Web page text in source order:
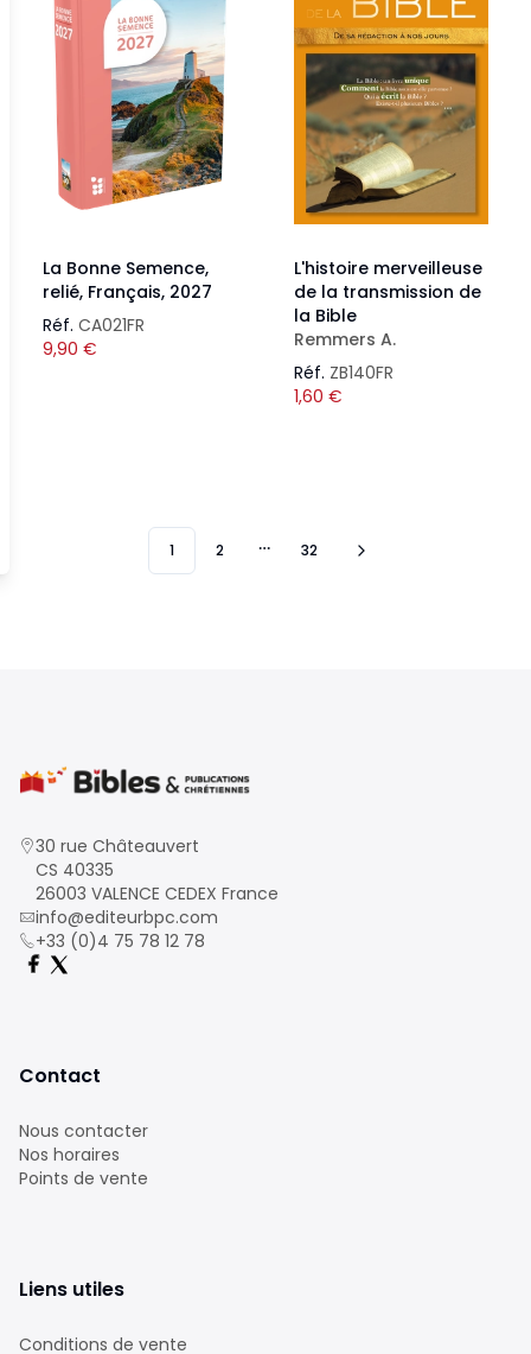
La Bonne Semence,
relié, Français, 2027
Réf. CA021FR
9,90 €
L'histoire merveilleuse
de la transmission de
la Bible
Remmers A.
Réf. ZB140FR
1,60 €
1 2 More pages
32
30 rue Châteauvert
CS 40335
26003 VALENCE CEDEX France
info@editeurbpc.com
+33 (0)4 75 78 12 78
Contact
Nous contacter
Nos horaires
Points de vente
Liens utiles
Conditions de vente